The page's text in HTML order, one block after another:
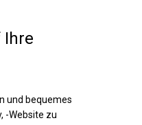
m
Ihre
und bequemes
-Website zu